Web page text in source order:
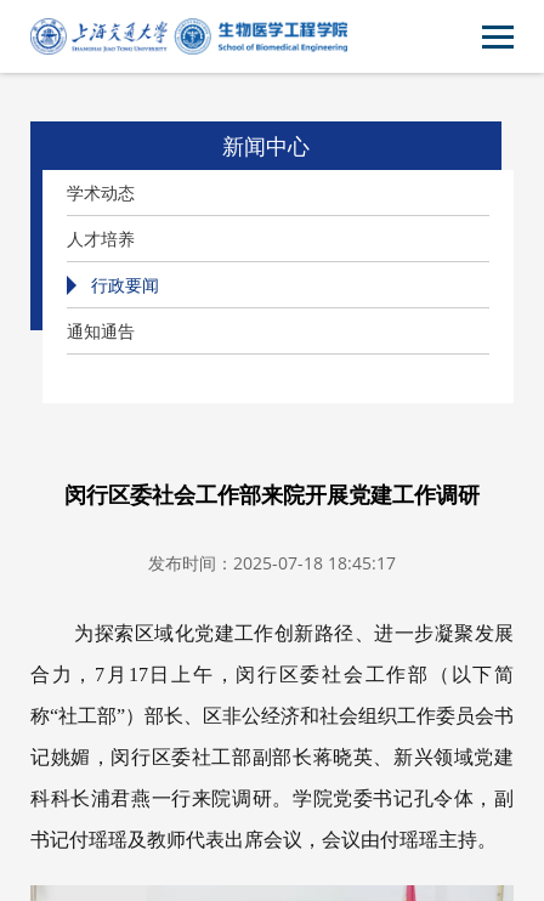
新闻中心
学术动态
人才培养
行政要闻
通知通告
闵行区委社会工作部来院开展党建工作调研
发布时间：2025-07-18 18:45:17
为探索区域化党建工作创新路径、进一步凝聚发展
合力，7月17日上午，闵行区委社会工作部（以下简
称“社工部”）部长、区非公经济和社会组织工作委员会书
记姚媚，闵行区委社工部副部长蒋晓英、新兴领域党建
科科长浦君燕一行来院调研。学院党委书记孔令体，副
书记付瑶瑶及教师代表出席会议，会议由付瑶瑶主持。